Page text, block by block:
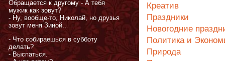
Креатив
Праздники
Новогодние
Политика и
Природа
Обращается к другому - А тебя
мужик как зовут?
- Ну, вообще-то, Николай, но друзья
зовут меня Зиной..
- Что собираешься в субботу
делать?
- Выспаться.